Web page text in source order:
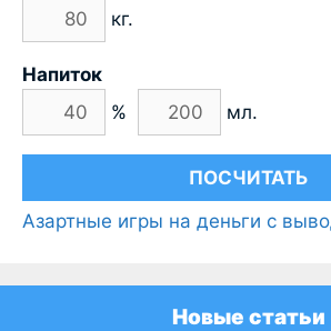
кг.
Напиток
%
мл.
Азартные игры на деньги с
Новые статьи